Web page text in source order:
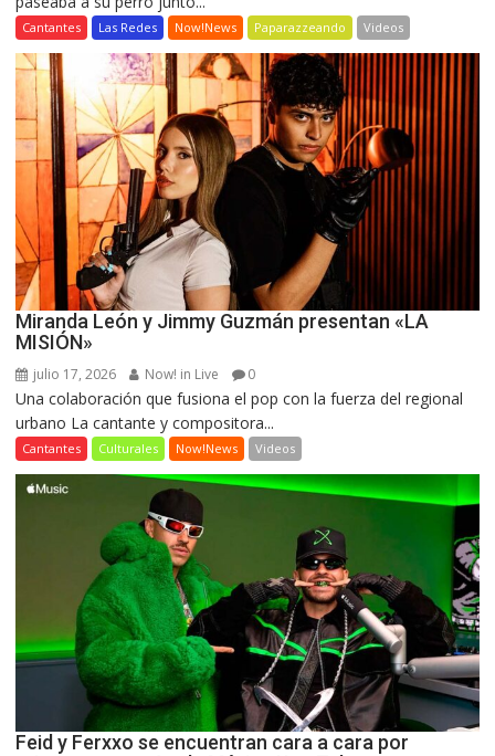
Cantantes Las Redes Now!News Paparazzeando Videos
Miranda León y Jimmy Guzmán presentan «LA
MISIÓN»
julio 17, 2026 Now! in Live 0
Una colaboración que fusiona el pop con la fuerza del regional
urbano La cantante y compositora...
Cantantes Culturales Now!News Videos
Feid y Ferxxo se encuentran cara a cara por